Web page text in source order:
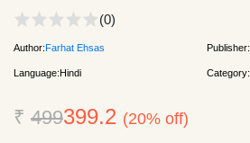
(0)
Author:Farhat Ehsas Publisher:
Language:Hindi Category:
₹ 499399.2 (20% off)